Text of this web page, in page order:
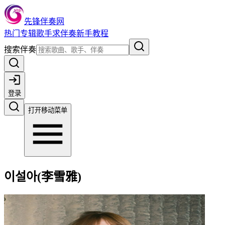
先锋伴奏网
热门 专辑歌手求伴奏新手教程
搜索伴奏
登录
打开移动菜单
이설아(李雪雅)